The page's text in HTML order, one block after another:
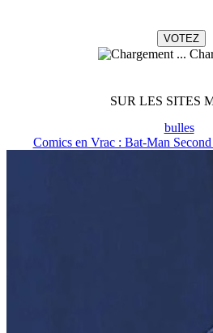
SUR LES SITES
bulles
Comics en Vrac : Bat-Man